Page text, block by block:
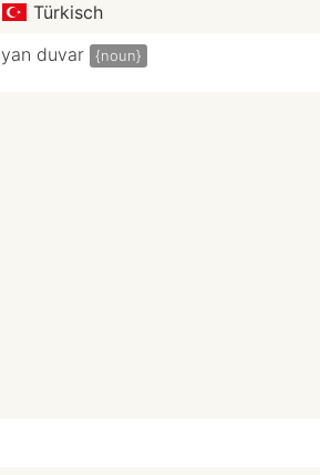
Türkisch
yan duvar {noun}